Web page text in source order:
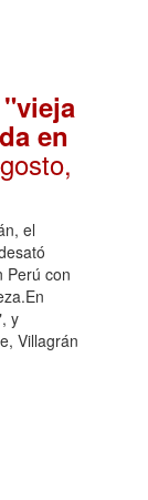
en
el
Perú con
y
Villagrán